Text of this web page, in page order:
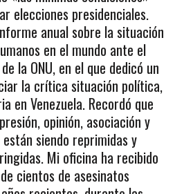
elecciones presidenciales.
anual sobre la situación
en el mundo ante el
la ONU, en el que dedicó un
la crítica situación política,
en Venezuela. Recordó que
opinión, asociación y
siendo reprimidas y
Mi oficina ha recibido
cientos de asesinatos